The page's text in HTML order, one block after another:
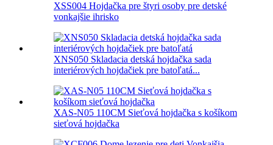
XSS004 Hojdačka pre štyri osoby pre detské
vonkajšie ihrisko
XNS050 Skladacia detská hojdačka sada
interiérových hojdačiek pre batoľatá...
XAS-N05 110CM Sieťová hojdačka s košíkom
sieťová hojdačka